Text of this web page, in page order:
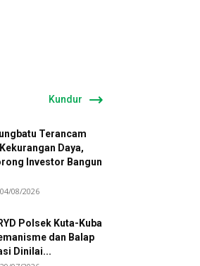
Kundur
Terancam
Daya,
Investor Bangun
04/08/2026
Polsek Kuta-Kuba
dan Balap
Dinilai...